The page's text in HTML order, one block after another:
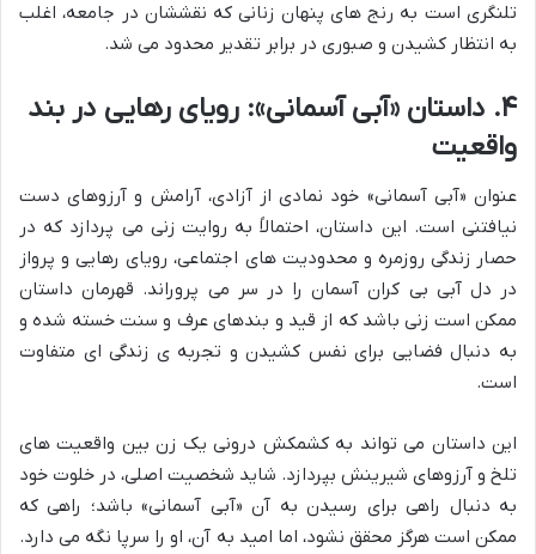
تلنگری است به رنج های پنهان زنانی که نقششان در جامعه، اغلب
به انتظار کشیدن و صبوری در برابر تقدیر محدود می شد.
۴. داستان «آبی آسمانی»: رویای رهایی در بند
واقعیت
عنوان «آبی آسمانی» خود نمادی از آزادی، آرامش و آرزوهای دست
نیافتنی است. این داستان، احتمالاً به روایت زنی می پردازد که در
حصار زندگی روزمره و محدودیت های اجتماعی، رویای رهایی و پرواز
در دل آبی بی کران آسمان را در سر می پروراند. قهرمان داستان
ممکن است زنی باشد که از قید و بندهای عرف و سنت خسته شده و
به دنبال فضایی برای نفس کشیدن و تجربه ی زندگی ای متفاوت
است.
این داستان می تواند به کشمکش درونی یک زن بین واقعیت های
تلخ و آرزوهای شیرینش بپردازد. شاید شخصیت اصلی، در خلوت خود
به دنبال راهی برای رسیدن به آن «آبی آسمانی» باشد؛ راهی که
ممکن است هرگز محقق نشود، اما امید به آن، او را سرپا نگه می دارد.